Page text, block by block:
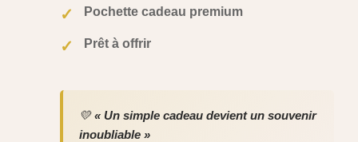
✓ Pochette cadeau premium
✓ Prêt à offrir
💛« Un simple cadeau devient un souvenir
inoubliable »